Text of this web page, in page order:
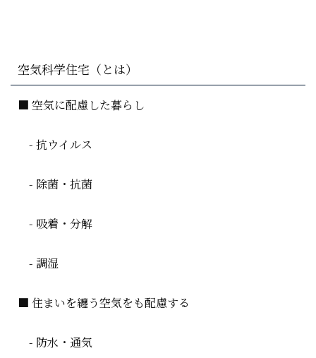
空気科学住宅（とは）
■ 空気に配慮した暮らし
- 抗ウイルス
- 除菌・抗菌
- 吸着・分解
- 調湿
■ 住まいを纏う空気をも配慮する
- 防水・通気